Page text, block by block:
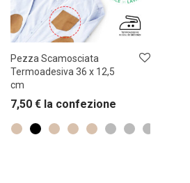
Pezza Scamosciata
Termoadesiva 36 x 12,5
cm
7,50 € la confezione